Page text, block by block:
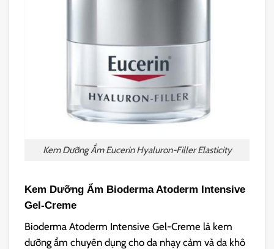
Kem Dưỡng Ẩm Eucerin Hyaluron-Filler Elasticity
Kem Dưỡng Ẩm Bioderma Atoderm Intensive
Gel-Creme
Bioderma Atoderm Intensive Gel-Creme là kem
dưỡng ẩm chuyên dụng cho da nhạy cảm và da khô